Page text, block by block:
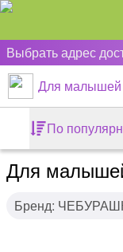
Выбрать адрес
Для малышей
По
Для
Бренд: